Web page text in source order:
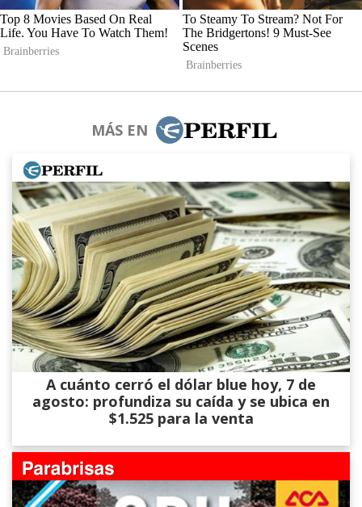
MÁS EN
A cuánto cerró el dólar blue hoy, 7 de
agosto: profundiza su caída y se ubica en
$1.525 para la venta